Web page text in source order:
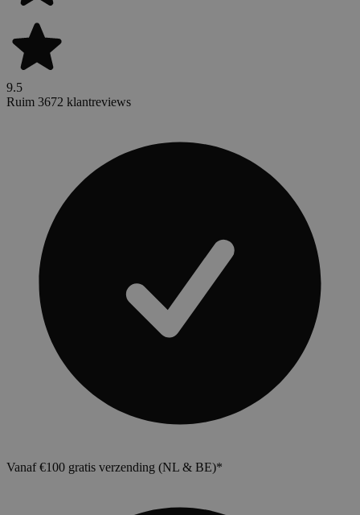
9.5
Ruim 3672 klantreviews
Vanaf €100 gratis verzending (NL & BE)*